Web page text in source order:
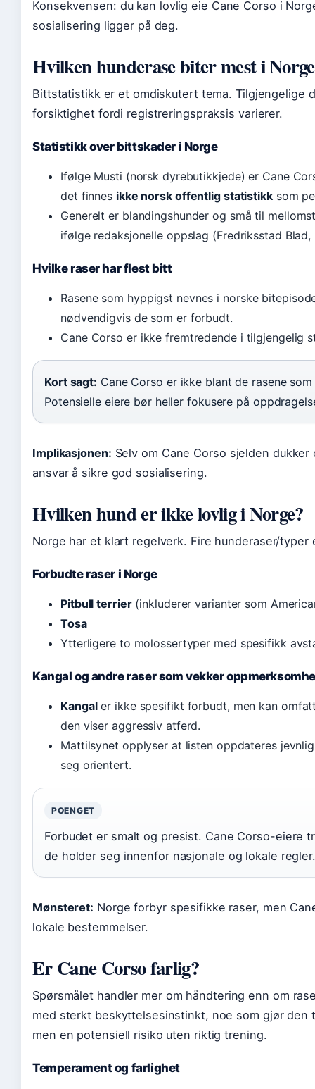
Konsekvensen: du kan lovlig eie Cane Corso i
sosialisering ligger på deg.
Hvilken hunderase biter mest i
Bittstatistikk er et omdiskutert tema. Tilgjengelige
forsiktighet fordi registreringspraksis varierer.
Statistikk over bittskader i Norge
Ifølge Musti (norsk dyrebutikkjede) er Cane
det finnes ikke norsk offentlig statistikksom
Generelt er blandingshunder og små til
ifølge redaksjonelle oppslag (Fredriksstad Blad,
Hvilke raser har flest bitt
Rasene som hyppigst nevnes i norske
nødvendigvis de som er forbudt.
Cane Corso er ikke fremtredende i tilgjengelig
Kort sagt: Cane Corso er ikke blant de rasene
Potensielle eiere bør heller fokusere på
Implikasjonen: Selv om Cane Corso sjelden
ansvar å sikre god sosialisering.
Hvilken hund er ikke lovlig i Norge?
Norge har et klart regelverk. Fire hunderaser/
Forbudte raser i Norge
Pitbull terrier(inkluderer varianter som
Tosa
Ytterligere to molossertyper med spesifikk
Kangal og andre raser som vekker
Kangaler ikke spesifikt forbudt, men kan
den viser aggressiv atferd.
Mattilsynet opplyser at listen oppdateres
seg orientert.
POENGET
Forbudet er smalt og presist. Cane Corso-eiere
de holder seg innenfor nasjonale og lokale regler.
Mønsteret: Norge forbyr spesifikke raser, men
lokale bestemmelser.
Er Cane Corso farlig?
Spørsmålet handler mer om håndtering enn om
med sterkt beskyttelsesinstinkt, noe som gjør
men en potensiell risiko uten riktig trening.
Temperament og farlighet